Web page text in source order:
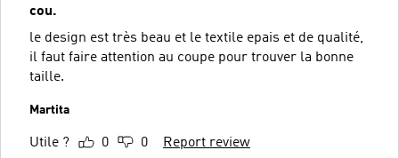
cou.
le design est très beau et le textile epais et de qualité,
il faut faire attention au coupe pour trouver la bonne
taille.
Martita
Utile ? 0 0 Report review